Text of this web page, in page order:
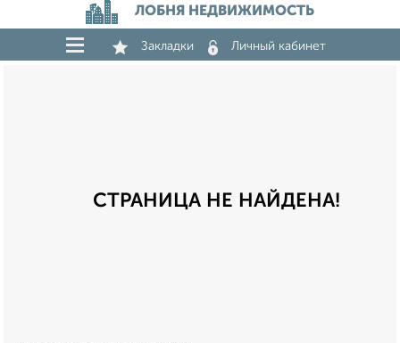
ЛОБНЯ НЕДВИЖИМОСТЬ
Закладки Личный кабинет
СТРАНИЦА НЕ НАЙДЕНА!